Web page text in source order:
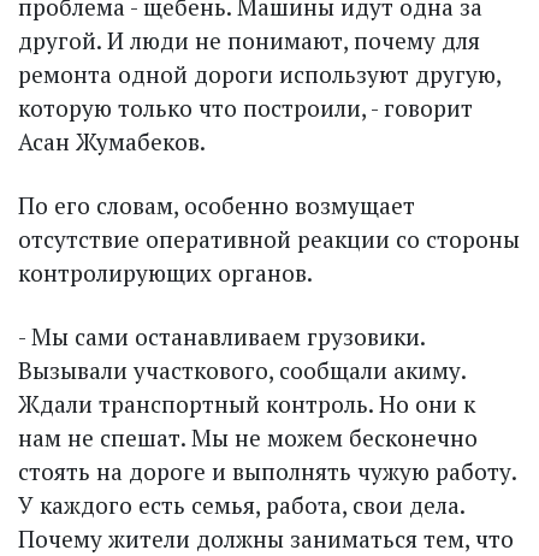
проблема - щебень. Машины идут одна за
другой. И люди не понимают, почему для
ремонта одной дороги используют другую,
которую только что построили, - говорит
Асан Жумабеков.
По его словам, особенно возмущает
отсутствие оперативной реакции со стороны
контро­лирующих органов.
- Мы сами останавливаем грузовики.
Вызывали участкового, сообщали акиму.
Ждали транспортный контроль. Но они к
нам не спешат. Мы не можем бесконечно
стоять на дороге и выполнять чужую работу.
У каждого есть семья, работа, свои дела.
Почему жители должны заниматься тем, что